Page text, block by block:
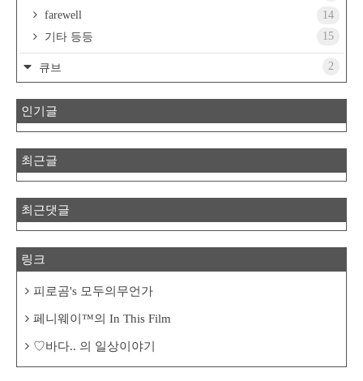
farewell
14
기타 등등
15
큐브 2
인기글
최근글
최근댓글
링크
피로곰's 모두의무언가
페니웨이™의 In This Film
♡바다.. 의 일상이야기